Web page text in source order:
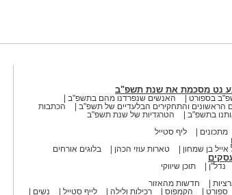
נט מסכמת את שנת תשפ"ב
בספורט
האנשים שנפרדנו מהם בתשפ"ב
הראשונים והתחקירים הבלעדיים של תשפ"ב
הכתבות
בתשפ"ב
הטרגדיות של שנת תשפ"ב
מתכונים ליף סטייל
בן שמחון טארות עוזי הכהן בלוגים אורחים
נדל"ן תוכן שיווקי
חדשות מהאזור
ספורט הקמפוס רכילות ולילה לייף סטייל
נשים